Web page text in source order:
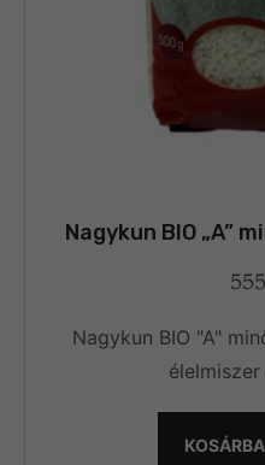
Nagykun BIO „A”
555
Nagykun BIO "A"